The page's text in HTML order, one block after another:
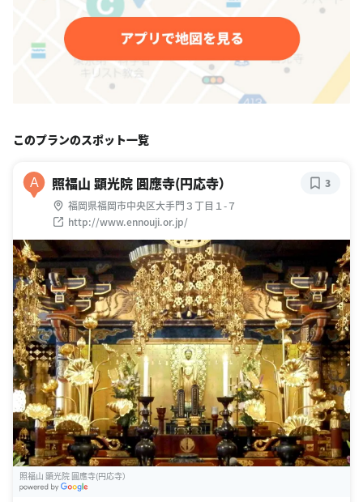
このプランのスポット一覧
A 照福山 顕光院 圓應寺(円応寺）
福岡県福岡市中央区大手門３丁目１-７
http://www.ennouji.or.jp/
3
照福山 顕光院 圓應寺(円応寺）